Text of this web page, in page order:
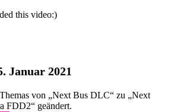
this video:)
Januar 2021
von „Next Bus DLC“ zu „Next
FDD2“ geändert.